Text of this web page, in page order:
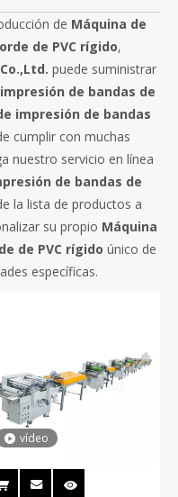
de Máquina de
de PVC rígido,
puede suministrar
de bandas de
impresión de bandas
cumplir con muchas
nuestro servicio en línea
de bandas de
la lista de productos a
su propio Máquina
de PVC rígido único de
específicas.
vídeo